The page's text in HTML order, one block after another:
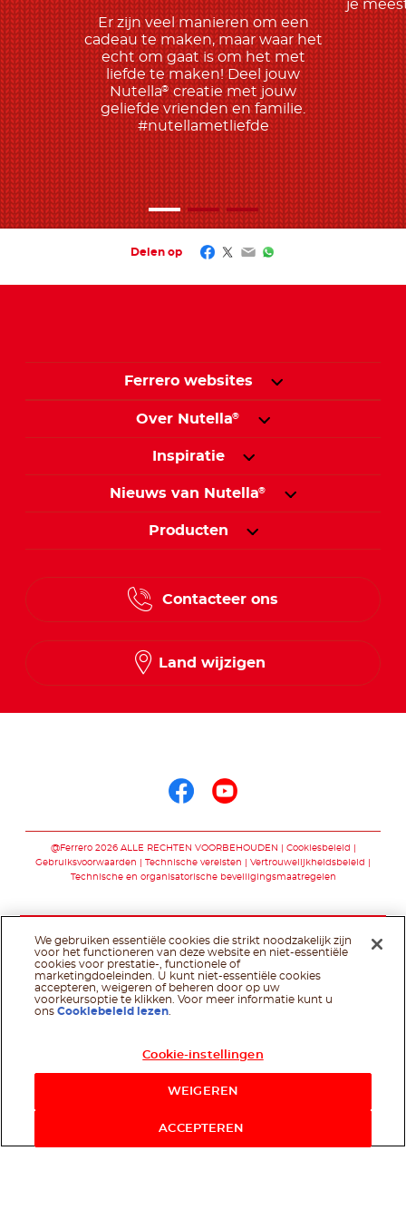
Er zijn veel manieren om een
cadeau te maken, maar waar het
echt om gaat is om het met
liefde te maken! Deel jouw
Nutella® creatie met jouw
geliefde vrienden en familie.
#nutellametliefde
je
Delen op Facebook
Twitter
EmailWhatsApp
Ferrero websites
Over Nutella®
Inspiratie
Nieuws van Nutella®
Producten
Contacteer ons
Land wijzigen
@Ferrero 2026 ALLE RECHTEN VOORBEHOUDEN
Cookiesbeleid
Gebruiksvoorwaarden
Technische vereisten
Vertrouwelijkheidsbeleid
Technische en organisatorische beveiligingsmaatregelen
We gebruiken essentiële cookies die strikt noodzakelijk zijn
voor het functioneren van deze website en niet-essentiële
cookies voor prestatie-, functionele of
marketingdoeleinden. U kunt niet-essentiële cookies
accepteren, weigeren of beheren door op uw
voorkeursoptie te klikken. Voor meer informatie kunt u
onsCookiebeleid lezen
Cookie-instellingen
WEIGEREN
ACCEPTEREN